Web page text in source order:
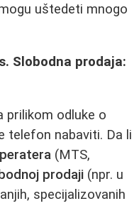
uštedeti mnogo
Slobodna prodaja:
prilikom odluke o
telefon nabaviti. Da li
(MTS,
prodaji (npr. u
specijalizovanih